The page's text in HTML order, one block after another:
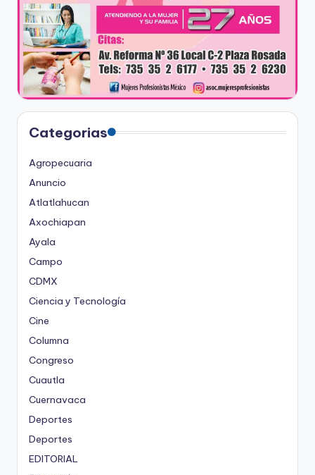
Categorias
Agropecuaria
Anuncio
Atlatlahucan
Axochiapan
Ayala
Campo
CDMX
Ciencia y Tecnología
Cine
Columna
Congreso
Cuautla
Cuernavaca
Deportes
Deportes
EDITORIAL